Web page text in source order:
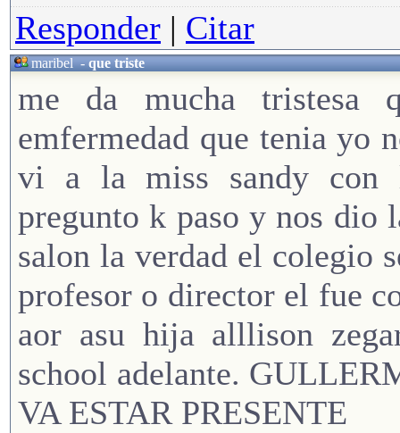
Responder | Citar
maribel-que triste
me da mucha
emfermedad que tenia yo
vi a la miss sandy con
pregunto k paso y nos
salon la verdad el colegio
profesor o director el fue
aor asu hija alllison
school adelante.
VA ESTAR PRESENTE